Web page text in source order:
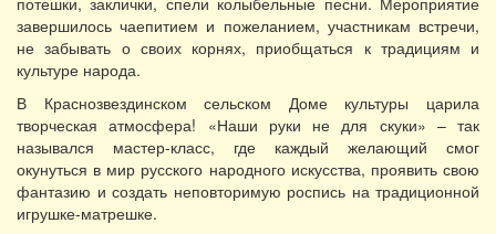
завершилось чаепитием и пожеланием, участникам встречи,
не забывать о своих корнях, приобщаться к традициям и
культуре народа.
В Краснозвездинском сельском Доме культуры царила
творческая атмосфера! «Наши руки не для скуки» – так
назывался мастер-класс, где каждый желающий смог
окунуться в мир русского народного искусства, проявить свою
фантазию и создать неповторимую роспись на традиционной
игрушке-матрешке.